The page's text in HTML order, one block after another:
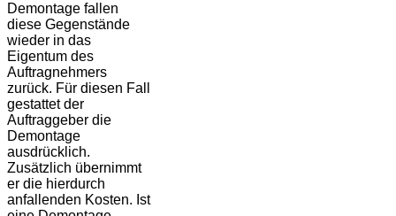
Demontage fallen
diese Gegenstände
wieder in das
Eigentum des
Auftragnehmers
zurück. Für diesen Fall
gestattet der
Auftraggeber die
Demontage
ausdrücklich.
Zusätzlich übernimmt
er die hierdurch
anfallenden Kosten. Ist